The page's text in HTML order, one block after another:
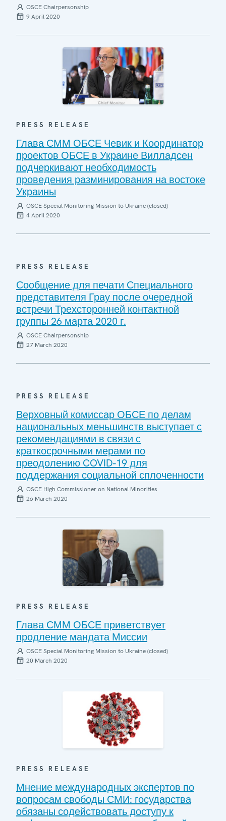
OSCE Chairpersonship
9 April 2020
PRESS RELEASE
Глава СММ ОБСЕ Чевик и Координатор
проектов ОБСЕ в Украине Вилладсен
подчеркивают необходимость
проведения разминирования на востоке
Украины
OSCE Special Monitoring Mission to Ukraine (closed)
4 April 2020
PRESS RELEASE
Сообщение для печати Специального
представителя Грау после очередной
встречи Трехсторонней контактной
группы 26 марта 2020 г.
OSCE Chairpersonship
27 March 2020
PRESS RELEASE
Верховный комиссар ОБСЕ по делам
национальных меньшинств выступает с
рекомендациями в связи с
краткосрочными мерами по
преодолению COVID-19 для
поддержания социальной сплоченности
OSCE High Commissioner on National Minorities
26 March 2020
PRESS RELEASE
Глава СММ ОБСЕ приветствует
продление мандата Миссии
OSCE Special Monitoring Mission to Ukraine (closed)
20 March 2020
PRESS RELEASE
Мнение международных экспертов по
вопросам свободы СМИ: государства
обязаны содействовать доступу к